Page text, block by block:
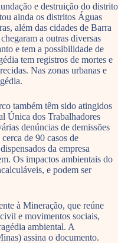
e destruição do distrito
ainda os distritos Águas
além das cidades de Barra
a outras diversas
e tem a possibilidade de
tem registros de mortes e
Nas zonas urbanas e
também têm sido atingidos
Única dos Trabalhadores
denúncias de demissões
de 90 casos de
da empresa
Os impactos ambientais do
e podem ser
à Mineração, que reúne
e movimentos sociais,
ambiental. A
assina o documento.